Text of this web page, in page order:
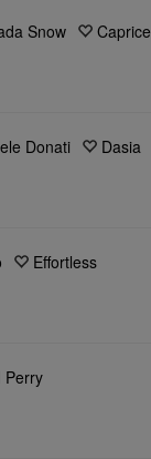
Snow Caprice
Donati Dasia
Effortless
Perry